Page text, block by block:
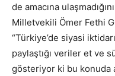
de amacına
Milletvekili Ömer Fethi
“Türkiye’de siyasi
paylaştığı veriler et ve
gösteriyor ki bu konuda